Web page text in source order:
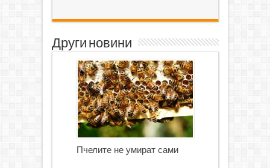
Други новини
Пчелите не умират сами